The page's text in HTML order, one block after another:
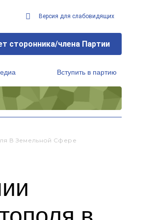
Версия для слабовидящих
сторонника/члена Партии
Вступить в партию
В Земельной Сфере